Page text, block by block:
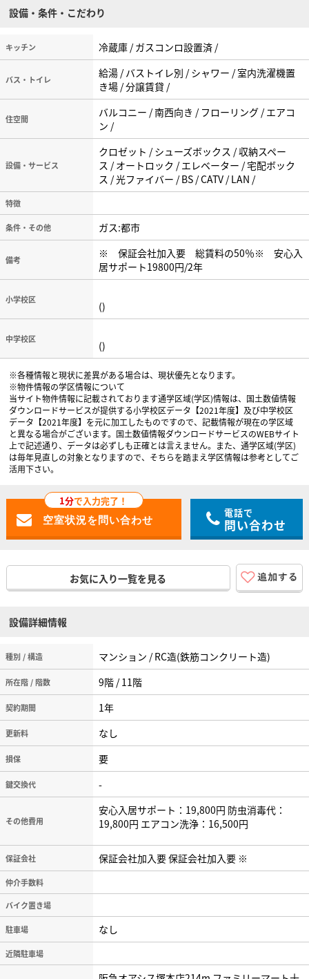
設備・条件・こだわり
キッチン 冷蔵庫 / ガスコンロ設置済 /
バス・トイレ
給湯 / バストイレ別 / シャワー / 室内洗濯機置
き場 / 分譲賃貸 /
住空間
バルコニー / 南西向き / フローリング / エアコ
ン /
設備・サービス
クロゼット / シューズボックス / 収納スペー
ス / オートロック / エレベーター / 宅配ボック
ス / 光ファイバー / BS / CATV / LAN /
特徴
条件・その他 ガス:都市
備考
※ 保証会社加入要 総賃料の50％※ 安心入
居サポート19800円/2年
小学校区 ()
中学校区 ()
※各種情報と現状に差異がある場合は、現状優先となります。
※物件情報の学区情報について
当サイト物件情報に記載されております通学区域(学区)情報は、国土数値情報
ダウンロードサービスが提供する小学校区データ【2021年度】及び中学校区
データ【2021年度】を元に加工したものですので、記載情報が現在の学区域
と異なる場合がございます。国土数値情報ダウンロードサービスのWEBサイト
上で記述通り、データは必ずしも正確とは言えません。また、通学区域(学区)
は毎年見直しの対象となりますので、そちらを踏まえ学区情報は参考としてご
活用下さい。
1分で入力完了！
電話で
問い合わせ
お気に入り一覧を見る
設備詳細情報
種別 / 構造 マンション / RC造(鉄筋コンクリート造)
所在階 / 階数 9階 / 11階
契約期間 1年
更新料 なし
損保 要
鍵交換代 -
その他費用
安心入居サポート：19,800円 防虫消毒代：
19,800円 エアコン洗浄：16,500円
保証会社 保証会社加入要 保証会社加入要 ※
仲介手数料
バイク置き場
駐車場 なし
近隣駐車場